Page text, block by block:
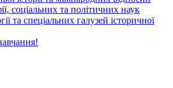
соціальних та політичних наук
та спеціальних галузей історичної